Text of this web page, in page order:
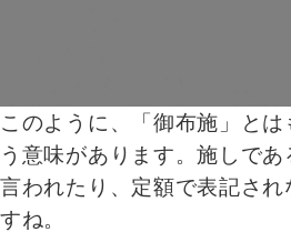
このように、「御布施」と
う意味があります。施しで
言われたり、定額で表記さ
すね。